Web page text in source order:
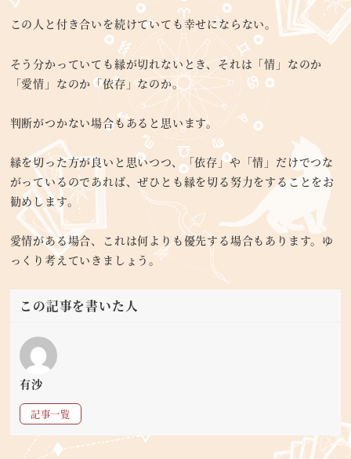
この人と付き合いを続けていても幸せにならない。
そう分かっていても縁が切れないとき、それは「情」なのか
「愛情」なのか「依存」なのか。
判断がつかない場合もあると思います。
縁を切った方が良いと思いつつ、「依存」や「情」だけでつな
がっているのであれば、ぜひとも縁を切る努力をすることをお
勧めします。
愛情がある場合、これは何よりも優先する場合もあります。ゆ
っくり考えていきましょう。
この記事を書いた人
有沙
記事一覧